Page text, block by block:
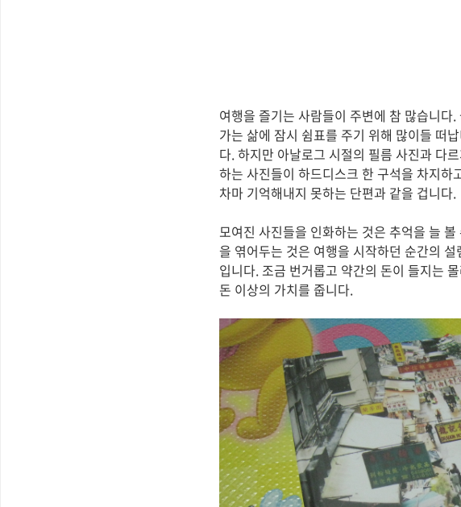
여행을 즐기는 사람들이 주변에 참 많습니
가는 삶에 잠시 쉼표를 주기 위해 많이들 떠
다. 하지만 아날로그 시절의 필름 사진과 다
하는 사진들이 하드디스크 한 구석을 차지
차마 기억해내지 못하는 단편과 같을 겁니다.
모여진 사진들을 인화하는 것은 추억을 늘
을 엮어두는 것은 여행을 시작하던 순간의
입니다. 조금 번거롭고 약간의 돈이 들지는
돈 이상의 가치를 줍니다.